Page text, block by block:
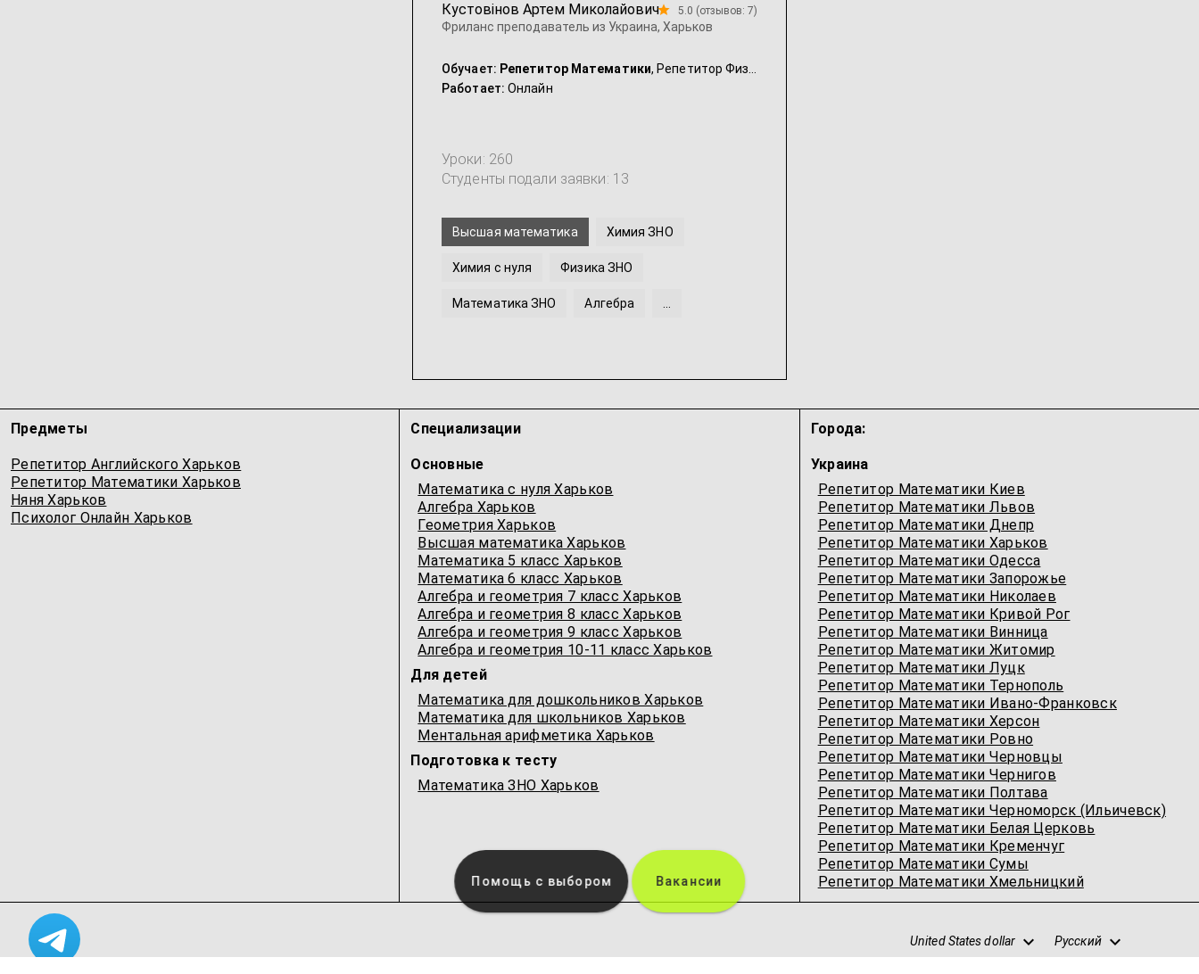
Кустовінов Артем Миколайович
Фриланс преподаватель из Украина, Харьков
5.0 (отзывов: 7)
Обучает: Репетитор Математики, Репетитор Физики, Репетитор Химии
Работает: Онлайн
Уроки: 260
Студенты подали заявки: 13
Высшая математика Химия ЗНО
Химия с нуля Физика ЗНО
Математика ЗНО Алгебра
Предметы
Репетитор Английского Харьков
Репетитор Математики Харьков
Няня Харьков
Психолог Онлайн Харьков
Специализации
Основные
Математика с нуля Харьков
Алгебра Харьков
Геометрия Харьков
Высшая математика Харьков
Математика 5 класс Харьков
Математика 6 класс Харьков
Алгебра и геометрия 7 класс Харьков
Алгебра и геометрия 8 класс Харьков
Алгебра и геометрия 9 класс Харьков
Алгебра и геометрия 10-11 класс Харьков
Для детей
Математика для дошкольников Харьков
Математика для школьников Харьков
Ментальная арифметика Харьков
Подготовка к тесту
Математика ЗНО Харьков
Города:
Украина
Репетитор Математики Киев
Репетитор Математики Львов
Репетитор Математики Днепр
Репетитор Математики Харьков
Репетитор Математики Одесcа
Репетитор Математики Запорожье
Репетитор Математики Николаев
Репетитор Математики Кривой Рог
Репетитор Математики Винница
Репетитор Математики Житомир
Репетитор Математики Луцк
Репетитор Математики Тернополь
Репетитор Математики Ивано-Франковск
Репетитор Математики Херсон
Репетитор Математики Ровно
Репетитор Математики Черновцы
Репетитор Математики Чернигов
Репетитор Математики Полтава
Репетитор Математики Черноморск (Ильичевск)
Репетитор Математики Белая Церковь
Репетитор Математики Кременчуг
Репетитор Математики Сумы
Репетитор Математики Хмельницкий
United States dollar Русский
Помощь с выбором Вакансии